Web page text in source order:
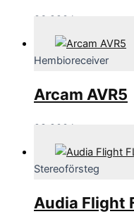
86,990 kr
Hembioreceiver
Arcam AVR5
28,900 kr
Stereoförsteg
Audia Flight